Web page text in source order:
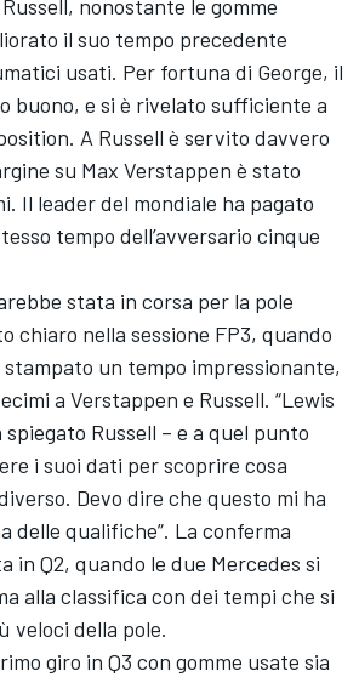
nonostante le gomme
il suo tempo precedente
usati. Per fortuna di George, il
buono, e si è rivelato sufficiente a
A Russell è servito davvero
su Max Verstappen è stato
Il leader del mondiale ha pagato
tempo dell’avversario cinque
stata in corsa per la pole
chiaro nella sessione FP3, quando
stampato un tempo impressionante,
a Verstappen e Russell. “Lewis
Russell – e a quel punto
i suoi dati per scoprire cosa
Devo dire che questo mi ha
delle qualifiche”. La conferma
in Q2, quando le due Mercedes si
alla classifica con dei tempi che si
veloci della pole.
giro in Q3 con gomme usate sia